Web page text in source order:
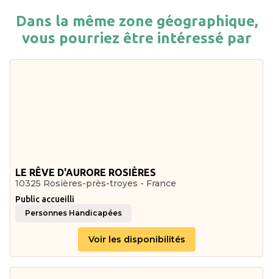
Dans la même zone géographique,
vous pourriez être intéressé par
LE RÊVE D'AURORE ROSIÈRES
10325 Rosières-près-troyes - France
Public accueilli
Personnes Handicapées
Voir les disponibilités